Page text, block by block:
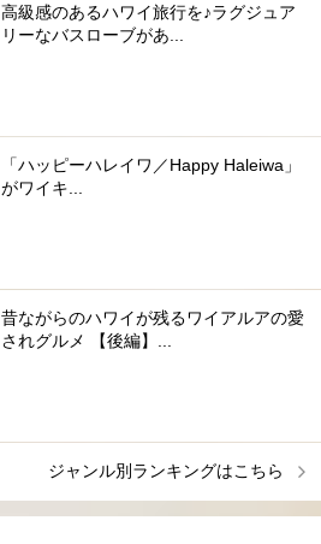
高級感のあるハワイ旅行を♪ラグジュア
リーなバスローブがあ...
「ハッピーハレイワ／Happy Haleiwa」
がワイキ...
昔ながらのハワイが残るワイアルアの愛
されグルメ 【後編】...
ジャンル別ランキングはこちら